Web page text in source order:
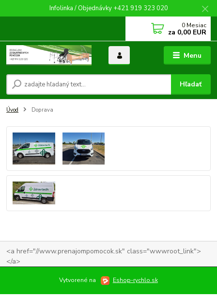
Infolinka / Objednávky +421 919 323 020
Menu
Hľadať
0 Mesiac
za 0,00 EUR
Úvod Doprava
<a href="//www.prenajompomocok.sk" class="wwwroot_link">
</a>
Vytvorené na Eshop-rychlo.sk